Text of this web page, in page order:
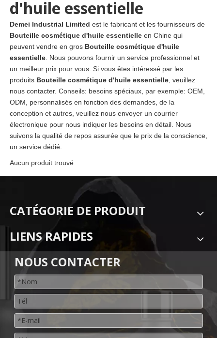
d'huile essentielle
Demei Industrial Limited est le fabricant et les fournisseurs de
Bouteille cosmétique d'huile essentielle en Chine qui
peuvent vendre en gros Bouteille cosmétique d'huile
essentielle . Nous pouvons fournir un service professionnel et
un meilleur prix pour vous. Si vous êtes intéressé par les
produits Bouteille cosmétique d'huile essentielle , veuillez
nous contacter. Conseils: besoins spéciaux, par exemple: OEM,
ODM, personnalisés en fonction des demandes, de la
conception et autres, veuillez nous envoyer un courrier
électronique pour nous indiquer les besoins en détail. Nous
suivons la qualité de repos assurée que le prix de la conscience,
un service dédié.
Aucun produit trouvé
CATÉGORIE DE PRODUIT
LIENS RAPIDES
NOUS CONTACTER